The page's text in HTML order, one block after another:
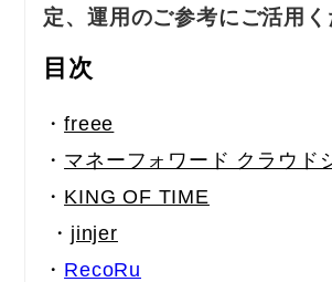
定、運用のご参考にご活用く
目次
・freee
・ マネーフォワード クラウド
・ KING OF TIME
・ jinjer
・ RecoRu